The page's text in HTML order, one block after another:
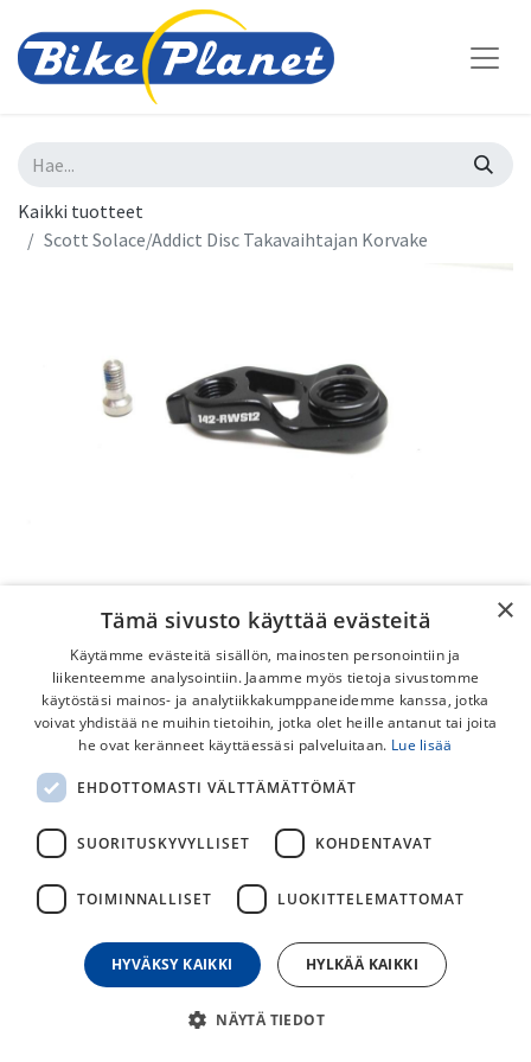
Kaikki tuotteet
Scott Solace/Addict Disc Takavaihtajan Korvake
Scott Solace/Addict Disc
Takavaihtajan Korvake
Scott takavaihtajan korvake Solace/Addict Disc.
25,00€
päivän alin hinta
×
Tämä sivusto käyttää evästeitä
Käytämme evästeitä sisällön, mainosten personointiin ja
liikenteemme analysointiin. Jaamme myös tietoja sivustomme
käytöstäsi mainos- ja analytiikkakumppaneidemme kanssa, jotka
voivat yhdistää ne muihin tietoihin, jotka olet heille antanut tai joita
he ovat keränneet käyttäessäsi palveluitaan. Lue lisää
EHDOTTOMASTI VÄLTTÄMÄTTÖMÄT
SUORITUSKYVYLLISET KOHDENTAVAT
TOIMINNALLISET LUOKITTELEMATTOMAT
HYVÄKSY KAIKKI HYLKÄÄ KAIKKI
NÄYTÄ TIEDOT